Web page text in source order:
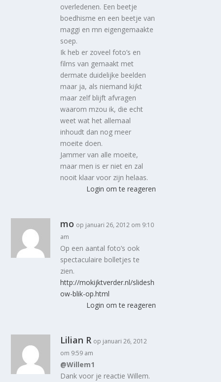
overledenen. Een beetje
boedhisme en een beetje van
maggi en mn eigengemaakte
soep.
Ik heb er zoveel foto’s en
films van gemaakt met
dermate duidelijke beelden
maar ja, als niemand kijkt
maar zelf blijft afvragen
waarom mzou ik, die echt
weet wat het allemaal
inhoudt dan nog meer
moeite doen.
Jammer van alle moeite,
maar men is er niet en zal
nooit klaar voor zijn helaas.
Login om te reageren
mo op januari 26, 2012 om 9:10
am
Op een aantal foto’s ook
spectaculaire bolletjes te
zien.
http://mokijktverder.nl/slidesh
ow-blik-op.html
Login om te reageren
Lilian R op januari 26, 2012
om 9:59 am
@Willem1
Dank voor je reactie Willem.